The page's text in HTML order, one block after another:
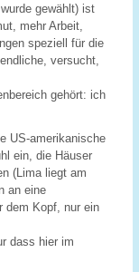
gewählt) ist
mehr Arbeit,
speziell für die
versucht,
gehört: ich
US-amerikanische
ein, die Häuser
(Lima liegt am
an eine
dem Kopf, nur ein
dass hier im